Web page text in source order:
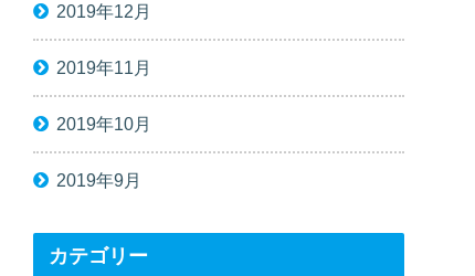
2019年12月
2019年11月
2019年10月
2019年9月
カテゴリー